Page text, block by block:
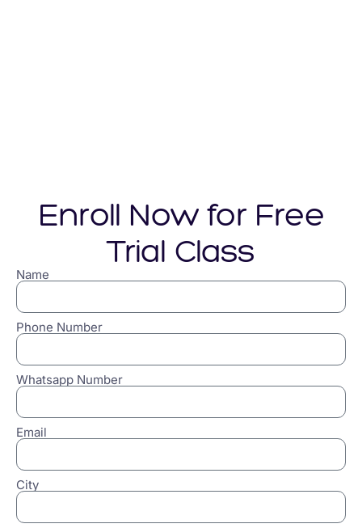
Enroll Now for Free
Trial Class
Name
Phone Number
Whatsapp Number
Email
City